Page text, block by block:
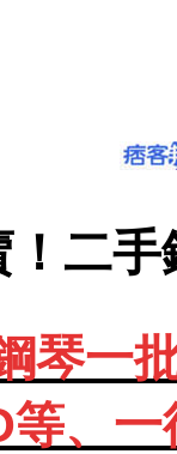
二
琴一
、 一